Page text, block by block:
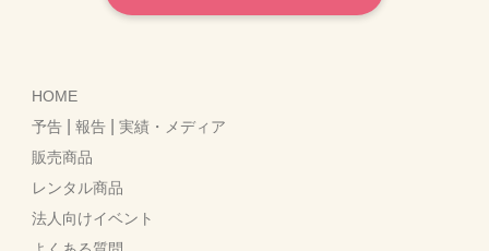
HOME
予告 |報告 |実績・メディア
販売商品
レンタル商品
法人向けイベント